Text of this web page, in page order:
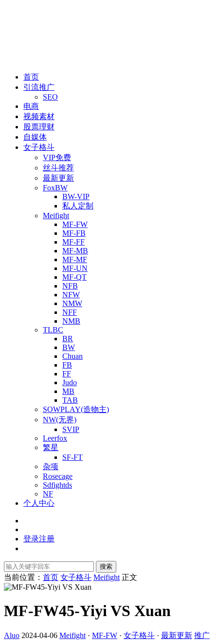
首页
引流推广
SEO
电商
视频素材
股票理财
自媒体
女子格斗
VIP免费
丝斗推荐
最新更新
FoxBW
BW-VIP
私人定制
Meifight
MF-FW
MF-FB
MF-FF
MF-MB
MF-MF
MF-UN
MF-QT
NFB
NFW
NMW
NFF
NMB
TLBC
BR
BW
Chuan
FB
FF
Judo
MB
TAB
SOWPLAY(造物主)
NW(无界)
SVIP
Leerfox
繁星
SF-FT
杂项
Rosecage
Sdfightds
NF
个人中心
登录注册
搜索
当前位置： 首页 女子格斗 Meifight 正文
MF-FW45-Yiyi VS Xuan
Aluo 2024-04-06 Meifight · MF-FW · 女子格斗 · 最新更新 推广